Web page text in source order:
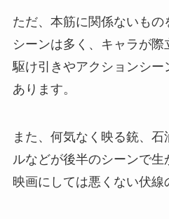
ただ、本筋に関係ないも
シーンは多く、キャラが
駆け引きやアクションシ
あります。
また、何気なく映る銃、
ルなどが後半のシーンで
映画にしては悪くない伏線